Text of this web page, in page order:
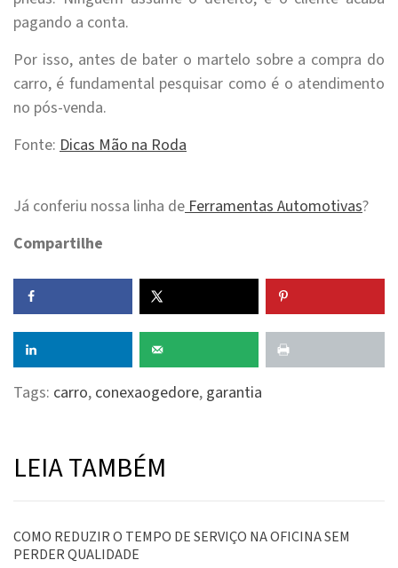
pagando a conta.
Por isso, antes de bater o martelo sobre a compra do
carro, é fundamental pesquisar como é o atendimento
no pós-venda.
Fonte: Dicas Mão na Roda
Já conferiu nossa linha de Ferramentas Automotivas?
Compartilhe
Tags: carro, conexaogedore, garantia
LEIA TAMBÉM
COMO REDUZIR O TEMPO DE SERVIÇO NA OFICINA SEM
PERDER QUALIDADE